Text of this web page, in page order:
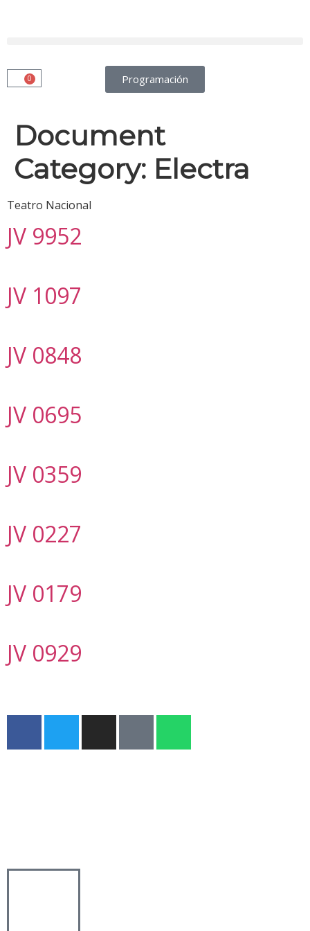
Programación
0
Document
Category: Electra
Teatro Nacional
JV 9952
JV 1097
JV 0848
JV 0695
JV 0359
JV 0227
JV 0179
JV 0929